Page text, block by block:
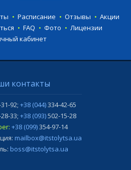
Расписание Отзывы
Акции
FAQ Фото
Лицензии
кабинет
контакты
92; +38 (044)334-42-65
33; +38 (093)502-15-28
+38 (099)354-97-14
mailbox@itstolytsa.ua
boss@itstolytsa.ua